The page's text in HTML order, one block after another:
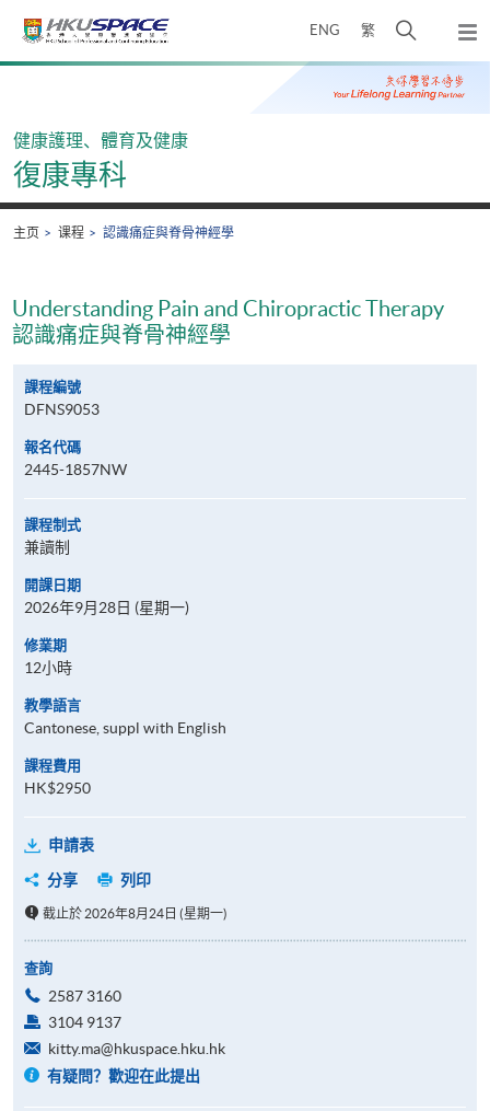
ENG 繁
开
搜
寻
弹
出
主
Main
健康護理、體育及健康
復康專科
主页 课程 認識痛症與脊骨神經學
Understanding Pain and Chiropractic Therapy
認識痛症與脊骨神經學
課程編號
DFNS9053
報名代碼
2445-1857NW
課程制式
兼讀制
開課日期
2026年9月28日 (星期一)
修業期
12小時
教學語言
Cantonese, suppl with English
課程費用
HK$2950
申請表
分享
列印
截止於 2026年8月24日 (星期一)
查詢
2587 3160
3104 9137
kitty.ma@hkuspace.hku.hk
有疑問？歡迎在此提出